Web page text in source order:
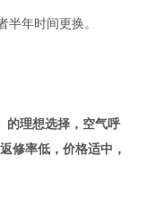
年时间更换。
的理想选择，空气呼
修率低，价格适中，